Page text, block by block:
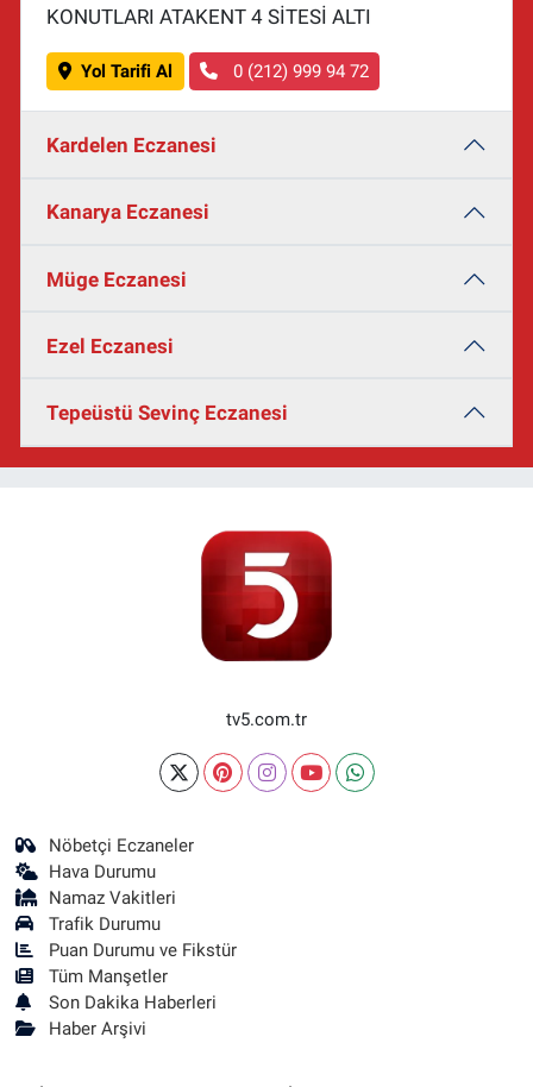
KONUTLARI ATAKENT 4 SİTESİ ALTI
Yol Tarifi Al 0 (212) 999 94 72
Kardelen Eczanesi
Kanarya Eczanesi
Müge Eczanesi
Ezel Eczanesi
Tepeüstü Sevinç Eczanesi
tv5.com.tr
Nöbetçi Eczaneler
Hava Durumu
Namaz Vakitleri
Trafik Durumu
Puan Durumu ve Fikstür
Tüm Manşetler
Son Dakika Haberleri
Haber Arşivi